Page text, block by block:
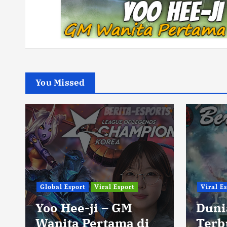
You Missed
Global Esport Viral Esport
Yoo Hee-ji – GM
Wanita Pertama di
Viral